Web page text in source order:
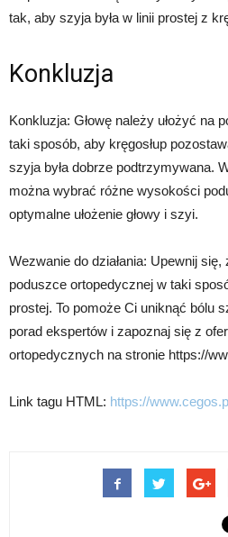
tak, aby szyja była w linii prostej z
Konkluzja
Konkluzja: Głowę należy ułożyć na
taki sposób, aby kręgosłup
szyja była dobrze podtrzymywana.
można wybrać różne wysokości
optymalne ułożenie głowy i szyi.
Wezwanie do działania: Upewnij się,
poduszce ortopedycznej w taki
prostej. To pomoże Ci uniknąć bólu
porad ekspertów i zapoznaj się z
ortopedycznych na stronie https://
Link tagu HTML: https://